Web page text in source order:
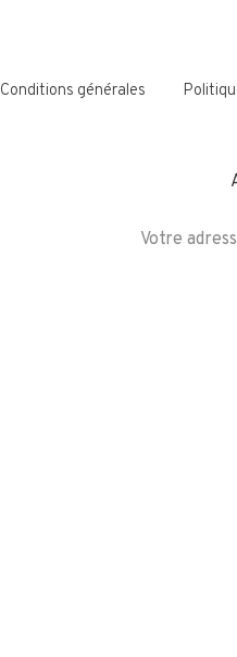
Conditions générales